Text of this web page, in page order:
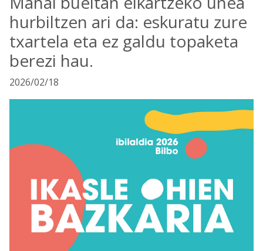
hurbiltzen ari da: eskuratu zure
txartela eta ez galdu topaketa
berezi hau.
2026/02/18